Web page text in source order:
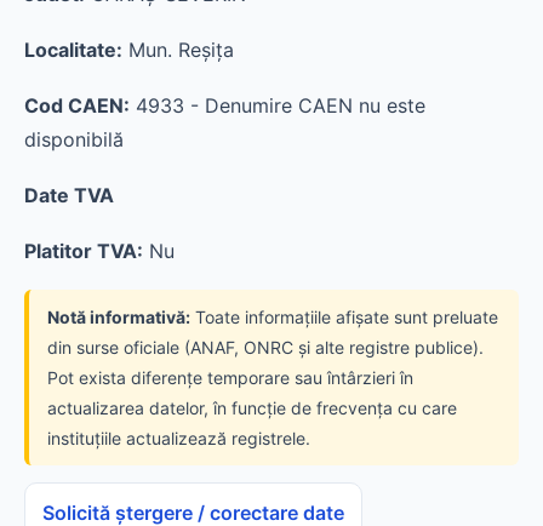
Localitate: Mun. Reşiţa
Cod CAEN: 4933 - Denumire CAEN nu este
disponibilă
Date TVA
Platitor TVA: Nu
Notă informativă: Toate informațiile afișate sunt preluate
din surse oficiale (ANAF, ONRC și alte registre publice).
Pot exista diferențe temporare sau întârzieri în
actualizarea datelor, în funcție de frecvența cu care
instituțiile actualizează registrele.
Solicită ștergere / corectare date